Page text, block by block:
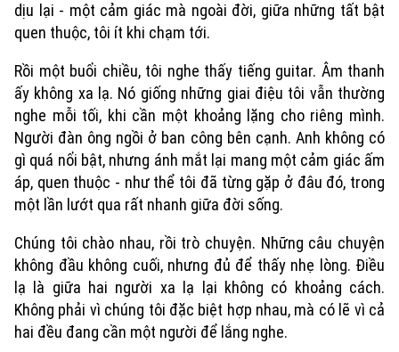
dịu lại - một cảm giác mà ngoài đời, giữa những tất bật
quen thuộc, tôi ít khi chạm tới.
Rồi một buổi chiều, tôi nghe thấy tiếng guitar. Âm thanh
ấy không xa lạ. Nó giống những giai điệu tôi vẫn thường
nghe mỗi tối, khi cần một khoảng lặng cho riêng mình.
Người đàn ông ngồi ở ban công bên cạnh. Anh không có
gì quá nổi bật, nhưng ánh mắt lại mang một cảm giác ấm
áp, quen thuộc - như thể tôi đã từng gặp ở đâu đó, trong
một lần lướt qua rất nhanh giữa đời sống.
Chúng tôi chào nhau, rồi trò chuyện. Những câu chuyện
không đầu không cuối, nhưng đủ để thấy nhẹ lòng. Điều
lạ là giữa hai người xa lạ lại không có khoảng cách.
Không phải vì chúng tôi đặc biệt hợp nhau, mà có lẽ vì cả
hai đều đang cần một người để lắng nghe.